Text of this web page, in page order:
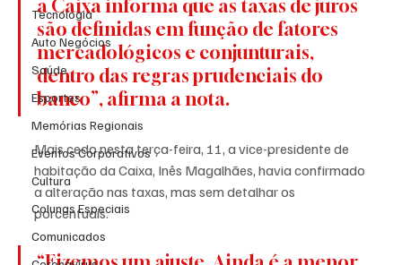
Tecnologia
Auto Negócios
Saúde
Esportes
Memórias Regionais
Eventos Corporativos
Cultura
Colunas Especiais
Comunicados
a Caixa informa que as taxas de juros
são definidas em função de fatores
mercadológicos e conjunturais,
dentro das regras prudenciais do
banco”, afirma a nota.
Mais cedo nesta terça-feira, 11, a vice-presidente de
habitação da Caixa, Inês Magalhães, havia confirmado
a alteração nas taxas, mas sem detalhar os
porcentuais.